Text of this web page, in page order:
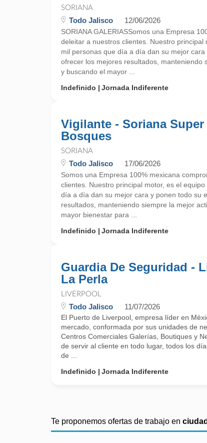
SORIANA
Todo Jalisco 12/06/2026
SORIANA GALERIASSomos una Empresa
deleitar a nuestros clientes. Nuestro
mil personas que día a día dan su mejor
ofrecer los mejores resultados, manteniendo
y buscando el mayor ...
Indefinido
Jornada Indiferente
Vigilante - Soriana Super
Bosques
SORIANA
Todo Jalisco 17/06/2026
Somos una Empresa 100% mexicana
clientes. Nuestro principal motor, es el
día a día dan su mejor cara y ponen todo su
resultados, manteniendo siempre la mejor
mayor bienestar para ...
Indefinido
Jornada Indiferente
Guardia De Seguridad -
La Perla
LIVERPOOL
Todo Jalisco 11/07/2026
El Puerto de Liverpool, empresa líder en
mercado, conformada por sus unidades de
Centros Comerciales Galerías, Boutiques y
de servir al cliente en todo lugar, todos los
de ...
Indefinido
Jornada Indiferente
Te proponemos ofertas de trabajo en